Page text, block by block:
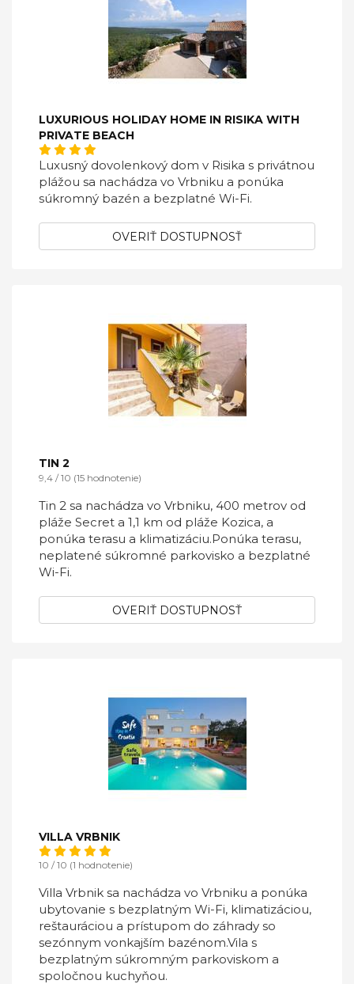
LUXURIOUS HOLIDAY HOME IN RISIKA WITH
PRIVATE BEACH
Luxusný dovolenkový dom v Risika s privátnou
plážou sa nachádza vo Vrbniku a ponúka
súkromný bazén a bezplatné Wi-Fi.
OVERIŤ DOSTUPNOSŤ
TIN 2
9,4 / 10 (15 hodnotenie)
Tin 2 sa nachádza vo Vrbniku, 400 metrov od
pláže Secret a 1,1 km od pláže Kozica, a
ponúka terasu a klimatizáciu.Ponúka terasu,
neplatené súkromné ​​parkovisko a bezplatné
Wi-Fi.
OVERIŤ DOSTUPNOSŤ
VILLA VRBNIK
10 / 10 (1 hodnotenie)
Villa Vrbnik sa nachádza vo Vrbniku a ponúka
ubytovanie s bezplatným Wi-Fi, klimatizáciou,
reštauráciou a prístupom do záhrady so
sezónnym vonkajším bazénom.Vila s
bezplatným súkromným parkoviskom a
spoločnou kuchyňou.